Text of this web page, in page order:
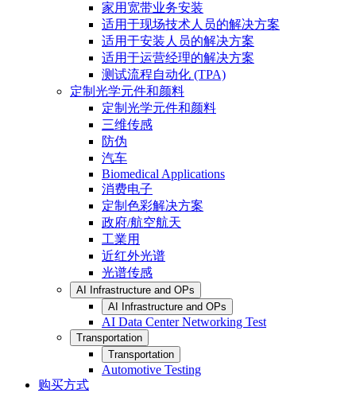
家用宽带业务安装
适用于现场技术人员的解决方案
适用于安装人员的解决方案
适用于运营经理的解决方案
测试流程自动化 (TPA)
定制光学元件和颜料
定制光学元件和颜料
三维传感
防伪
汽车
Biomedical Applications
消费电子
定制色彩解决方案
政府/航空航天
工業用
近红外光谱
光谱传感
AI Infrastructure and OPs
AI Infrastructure and OPs
AI Data Center Networking Test
Transportation
Transportation
Automotive Testing
购买方式